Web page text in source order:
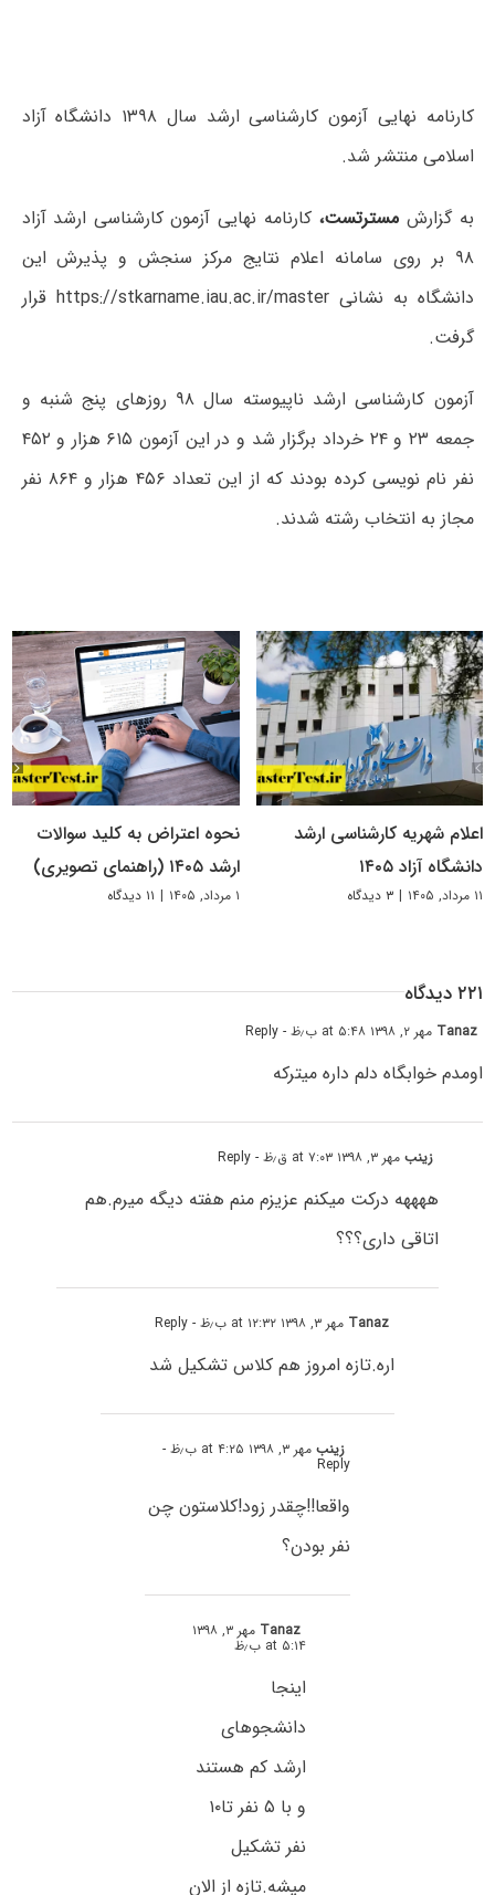
کارنامه نهایی آزمون کارشناسی ارشد سال ۱۳۹۸ دانشگاه آزاد
اسلامی منتشر شد.
به گزارش مسترتست،کارنامه‌ نهایی آزمون کارشناسی ارشد آزاد
۹۸ بر روی سامانه اعلام نتایج مرکز سنجش و پذیرش این
دانشگاه به نشانی https://stkarname.iau.ac.ir/master قرار
گرفت.
آزمون کارشناسی ارشد ناپیوسته سال ۹۸ روز‌های پنج شنبه و
جمعه ۲۳ و ۲۴ خرداد برگزار شد و در این آزمون ۶۱۵ هزار و ۴۵۲
نفر نام نویسی کرده بودند که از این تعداد ۴۵۶ هزار و ۸۶۴ نفر
مجاز به انتخاب رشته شدند.
اعلام شهریه کارشناسی ارشد
دانشگاه آزاد ۱۴۰۵
۱۱ مرداد, ۱۴۰۵ | ۳ دیدگاه
نحوه اعتراض به کلید سوالات
ارشد ۱۴۰۵ (راهنمای تصویری)
۱ مرداد, ۱۴۰۵ | ۱۱ دیدگاه
۲۲۱ دیدگاه
Tanaz مهر ۲, ۱۳۹۸ at ۵:۴۸ ب٫ظ - Reply
اومدم خوابگاه دلم داره میترکه
زینبمهر ۳, ۱۳۹۸ at ۷:۰۳ ق٫ظ - Reply
ههههه درکت میکنم عزیزم منم هفته دیگه میرم.هم
اتاقی داری؟؟؟
Tanaz مهر ۳, ۱۳۹۸ at ۱۲:۳۲ ب٫ظ - Reply
اره.تازه امروز هم کلاس تشکیل شد
زینبمهر ۳, ۱۳۹۸ at ۴:۲۵ ب٫ظ -
Reply
واقعا!!چقدر زود!کلاستون چن
نفر بودن؟
Tanaz مهر ۳, ۱۳۹۸
at ۵:۱۴ ب٫ظ
اینجا
دانشجوهای
ارشد کم هستند
و با ۵ نفر تا۱۰
نفر تشکیل
میشه.تازه از الان